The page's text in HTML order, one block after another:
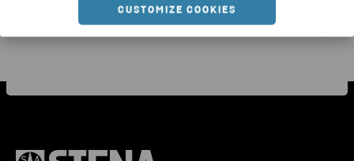
CUSTOMIZE COOKIES